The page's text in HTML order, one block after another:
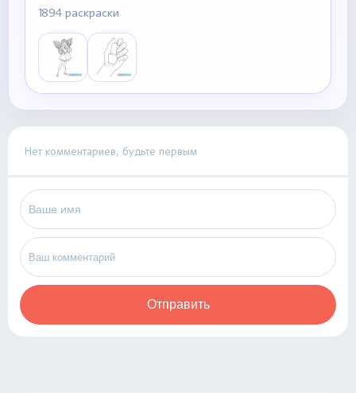
1894 раскраски
Нет комментариев, будьте первым
Отправить